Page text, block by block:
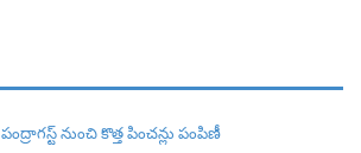
పంద్రాగస్ట్ నుంచి కొత్త పించన్లు పంపిణీ